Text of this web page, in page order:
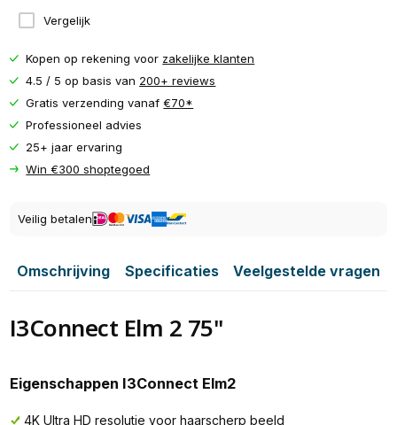
Vergelijk
Kopen op rekening voor zakelijke klanten
4.5 / 5 op basis van 200+ reviews
Gratis verzending vanaf€70*
Professioneel advies
25+ jaar ervaring
Win €300 shoptegoed
Veilig betalen
Omschrijving Specificaties Veelgestelde vragen
I3Connect Elm 2 75''
Eigenschappen I3Connect Elm2
4K Ultra HD resolutie voor haarscherp beeld